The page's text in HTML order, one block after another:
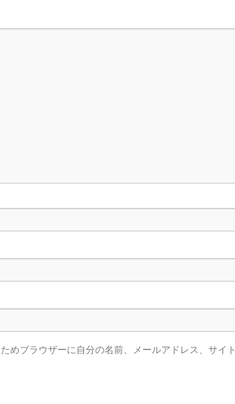
めブラウザーに自分の名前、メールアドレス、サイト